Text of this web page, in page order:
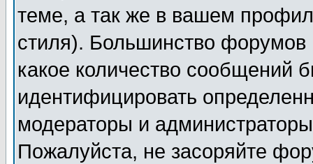
теме, а так же в вашем
стиля). Большинство форумов
какое количество сообщений
идентифицировать
модераторы и
Пожалуйста, не засоряйте